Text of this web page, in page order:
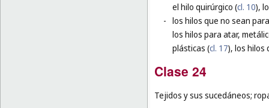
el hilo quirúrgico (cl. 10),
- los hilos que no sean
los hilos para atar,
plásticas (cl. 17), los hilos
Clase 24
Tejidos y sus sucedáneos;